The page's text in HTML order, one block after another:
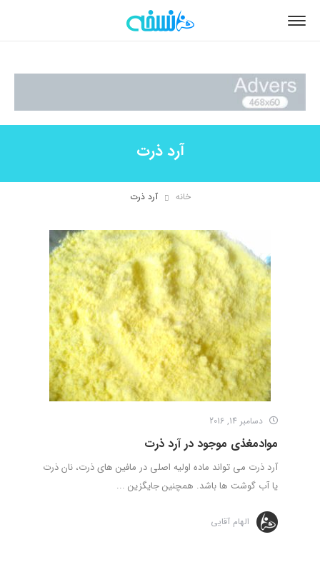
آرد ذرت
خانه آرد ذرت
دسامبر 14, 2016
موادمغذی موجود در آرد ذرت
آرد ذرت می تواند ماده اولیه اصلی در مافین های ذرت، نان ذرت
یا آب گوشت ها باشد. همچنین جایگزین ...
الهام آقایی